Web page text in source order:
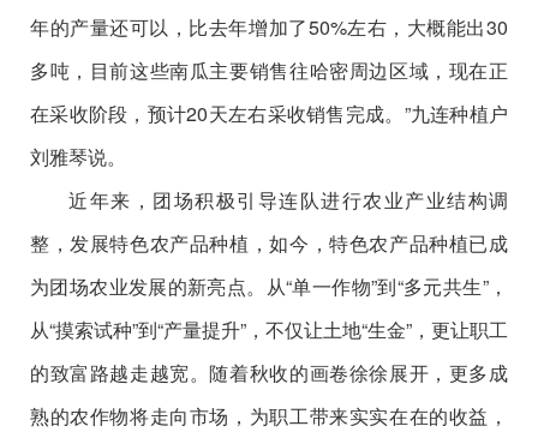
年的产量还可以，比去年增加了50%左右，大概能出30
多吨，目前这些南瓜主要销售往哈密周边区域，现在正
在采收阶段，预计20天左右采收销售完成。”九连种植户
刘雅琴说。
近年来，团场积极引导连队进行农业产业结构调
整，发展特色农产品种植，如今，特色农产品种植已成
为团场农业发展的新亮点。从“单一作物”到“多元共生”，
从“摸索试种”到“产量提升”，不仅让土地“生金”，更让职工
的致富路越走越宽。随着秋收的画卷徐徐展开，更多成
熟的农作物将走向市场，为职工带来实实在在的收益，